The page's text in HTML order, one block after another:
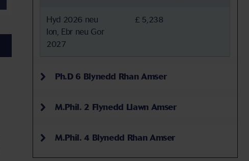
Hyd 2026 neu
Ion, Ebr neu Gor
2027
£ 5,238
Ph.D 6 Blynedd Rhan Amser
M.Phil. 2 Flynedd Llawn Amser
M.Phil. 4 Blynedd Rhan Amser